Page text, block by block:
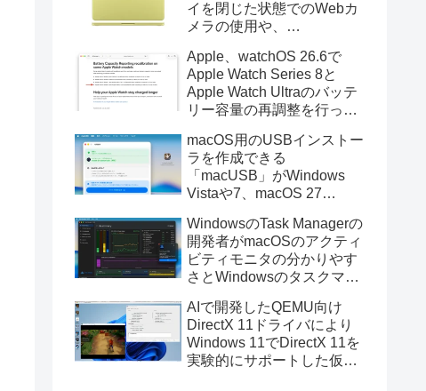
イを閉じた状態でのWebカ
メラの使用や、
利用しMacBook Neoを復元
する際の安定性が向上。
Apple、watchOS 26.6で
Apple Watch Series 8と
Apple Watch Ultraのバッテ
リー容量の再調整を行った
macOS用のUSBインストー
ラを作成できる
「macUSB」がWindows
Vistaや7、macOS 27
トーラの作成に対応。
WindowsのTask Managerの
開発者がmacOSのアクティ
ビティモニタの分かりやす
さとWindowsのタスクマネ
Mac用システムモニタアプ
リ「Task Manager TMOG」
のBeta版を公開。
AIで開発したQEMU向け
DirectX 11ドライバにより
Windows 11でDirectX 11を
実験的にサポートした仮想